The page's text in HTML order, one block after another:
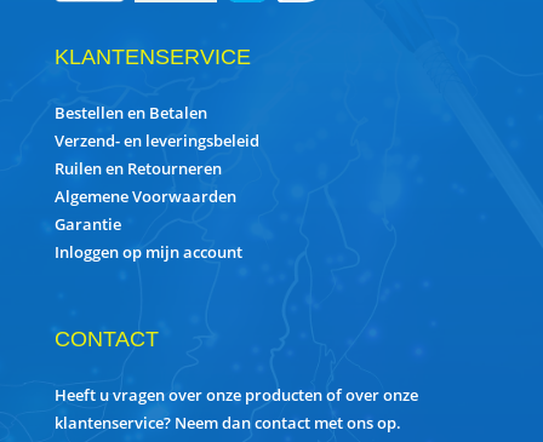
KLANTENSERVICE
Bestellen en Betalen
Verzend- en leveringsbeleid
Ruilen en Retourneren
Algemene Voorwaarden
Garantie
Inloggen op mijn account
CONTACT
Heeft u vragen over onze producten of over onze
klantenservice? Neem dan contact met ons op.